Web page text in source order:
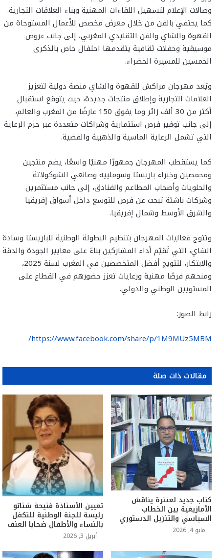
وصالات الإعلام لتسهيل اللقاءات المهنية وبناء العلاقات التجارية.
كما يحتفي بالفن من خلال معرض مخصص للأعمال المستوحاة من
القهوة والشاي والفن التقليدي المغربي، إلى جانب عروض
موسيقية وحفلات ثقافية يتقدمها احتفال خاص بالذكرى
الخمسين للمسيرة الخضراء.
ويُعد مهرجان مراكش للقهوة والشاي منصة دولية لتعزيز
العلامات التجارية وإطلاق منتجات جديدة، حيث يتوقع استقبال
أكثر من 30 ألف زائر وما يفوق 150 عارضًا من المغرب والعالم،
إلى جانب توفير فرص استثمارية وشراكات متعددة عبر حزم الرعاية
التي تشمل الرعاية الماسية والذهبية والفضية.
كما يستقطب المهرجان جمهورًا مهنيًا واسعًا، يضم منتجين
ومحمصين وخبراء باريستا وسوملييه وصانعي الشوكولاتة
والحلويات وأصحاب المطاعم والفنادق، إلى جانب مستثمرين
وشركات ناشئة تبحث عن فرص للتوسع داخل أسواق إفريقيا
والشرق الأوسط وشمال إفريقيا.
وتتوج فعاليات المهرجان بتنظيم البطولة الوطنية للباريستا وسادة
الشاي، التي تُقيّم أداء المشاركين بناءً على معايير الجودة والدقة
والابتكار، لتتويج أفضل المتخصصين في المغرب لسنة 2025،
ومنحهم فرصًا مهنية ورعايات تعزز حضورهم في القطاع على
المستويين الوطني والدولي.
رابط الصور:
https://www.facebook.com/share/p/1M9MUz5MBM/
مقالات ذات صلة
كتاب جديد لعنترة يناقش
الأمازيغية بين الخطاب
السياسي والتنزيل الدستوري
مايو 4, 2026
تعيين الأستاذة فتيحة شتاتو
رئيسة للجنة الوطنية للتكفل
بالنساء والأطفال ضحايا العنف
أبريل 3, 2026